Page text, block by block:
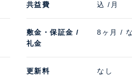
共益費 込 /月
敷金・保証金 /
礼金
8ヶ月 /
更新料 なし